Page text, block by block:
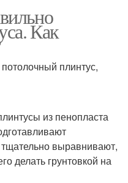
Как
плинтус,
из пенопласта
выравнивают,
делать грунтовкой на